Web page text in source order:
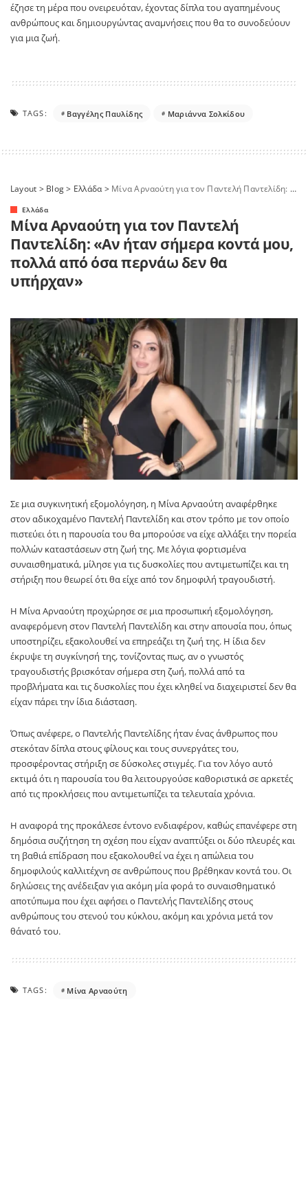
έζησε τη μέρα που ονειρευόταν, έχοντας δίπλα του αγαπημένους
ανθρώπους και δημιουργώντας αναμνήσεις που θα το συνοδεύουν
για μια ζωή.
TAGS: Βαγγέλης Παυλίδης Μαριάννα Σολκίδου
Layout > Blog> Ελλάδα> Μίνα Αρναούτη για τον Παντελή Παντελίδη: «Αν ήταν σήμερα κοντά μου, πολλά από όσα περνάω δεν θα υπήρχαν»
Ελλάδα
Μίνα Αρναούτη για τον Παντελή
Παντελίδη: «Αν ήταν σήμερα κοντά μου,
πολλά από όσα περνάω δεν θα
υπήρχαν»
Σε μια συγκινητική εξομολόγηση, η Μίνα Αρναούτη αναφέρθηκε
στον αδικοχαμένο Παντελή Παντελίδη και στον τρόπο με τον οποίο
πιστεύει ότι η παρουσία του θα μπορούσε να είχε αλλάξει την πορεία
πολλών καταστάσεων στη ζωή της. Με λόγια φορτισμένα
συναισθηματικά, μίλησε για τις δυσκολίες που αντιμετωπίζει και τη
στήριξη που θεωρεί ότι θα είχε από τον δημοφιλή τραγουδιστή.
Η Μίνα Αρναούτη προχώρησε σε μια προσωπική εξομολόγηση,
αναφερόμενη στον Παντελή Παντελίδη και στην απουσία που, όπως
υποστηρίζει, εξακολουθεί να επηρεάζει τη ζωή της. Η ίδια δεν
έκρυψε τη συγκίνησή της, τονίζοντας πως, αν ο γνωστός
τραγουδιστής βρισκόταν σήμερα στη ζωή, πολλά από τα
προβλήματα και τις δυσκολίες που έχει κληθεί να διαχειριστεί δεν θα
είχαν πάρει την ίδια διάσταση.
Όπως ανέφερε, ο Παντελής Παντελίδης ήταν ένας άνθρωπος που
στεκόταν δίπλα στους φίλους και τους συνεργάτες του,
προσφέροντας στήριξη σε δύσκολες στιγμές. Για τον λόγο αυτό
εκτιμά ότι η παρουσία του θα λειτουργούσε καθοριστικά σε αρκετές
από τις προκλήσεις που αντιμετωπίζει τα τελευταία χρόνια.
Η αναφορά της προκάλεσε έντονο ενδιαφέρον, καθώς επανέφερε στη
δημόσια συζήτηση τη σχέση που είχαν αναπτύξει οι δύο πλευρές και
τη βαθιά επίδραση που εξακολουθεί να έχει η απώλεια του
δημοφιλούς καλλιτέχνη σε ανθρώπους που βρέθηκαν κοντά του. Οι
δηλώσεις της ανέδειξαν για ακόμη μία φορά το συναισθηματικό
αποτύπωμα που έχει αφήσει ο Παντελής Παντελίδης στους
ανθρώπους του στενού του κύκλου, ακόμη και χρόνια μετά τον
θάνατό του.
TAGS: Mίνα Αρναούτη